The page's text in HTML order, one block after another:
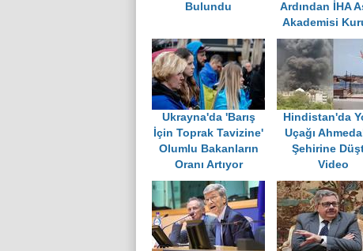
Bulundu
Ardından İHA
Akademisi
Ukrayna'da 'Barış
İçin Toprak Tavizine'
Olumlu Bakanların
Oranı Artıyor
Hindistan'da
Uçağı
Şehirine
Video